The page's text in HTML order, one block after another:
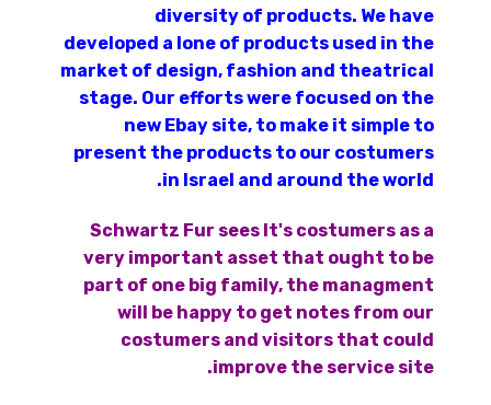
diversity of products. We have
developed a lone of products used in the
market of design, fashion and theatrical
stage. Our efforts were focused on the
new Ebay site, to make it simple to
present the products to our costumers
in Israel and around the world.
Schwartz Fur sees It's costumers as a
very important asset that ought to be
part of one big family, the managment
will be happy to get notes from our
costumers and visitors that could
improve the service site.